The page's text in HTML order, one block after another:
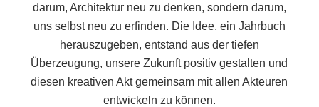
darum, Architektur neu zu denken, sondern darum,
uns selbst neu zu erfinden. Die Idee, ein Jahrbuch
herauszugeben, entstand aus der tiefen
Überzeugung, unsere Zukunft positiv gestalten und
diesen kreativen Akt gemeinsam mit allen Akteuren
entwickeln zu können.